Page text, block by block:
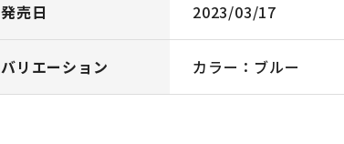
発売日 2023/03/17
バリエーション カラー：ブルー